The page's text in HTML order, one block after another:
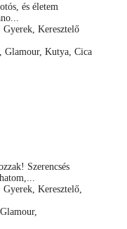
és életem
Gyerek, Keresztelő
Glamour, Kutya, Cica
Szerencsés
Keresztelő,